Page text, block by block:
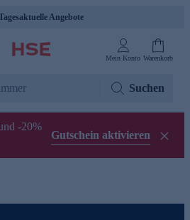
Angebote
Mein Konto Warenkorb
Suchen
-20%
Gutschein aktivieren